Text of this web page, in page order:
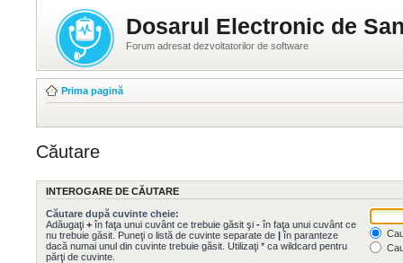
Dosarul Electronic de
Forum adresat dezvoltatorilor de software
Prima pagină
Căutare
INTEROGARE DE CĂUTARE
Căutare după cuvinte cheie:
Adăugaţi + în faţa unui cuvânt ce trebuie găsit şi - în faţa unui cuvânt ce
nu trebuie găsit. Puneţi o listă de cuvinte separate de | în paranteze
dacă numai unul din cuvinte trebuie găsit. Utilizaţi * ca wildcard pentru
părţi de cuvinte.